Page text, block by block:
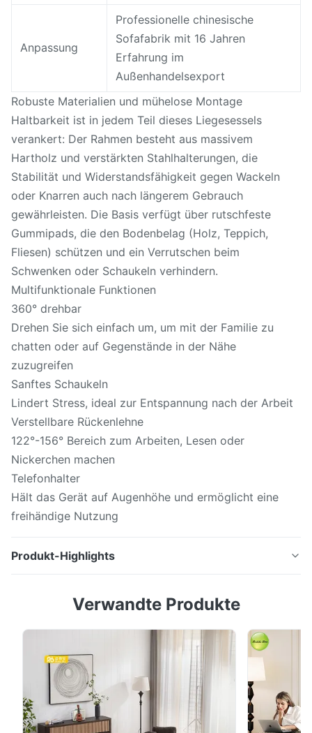
Anpassung
Professionelle chinesische
Sofafabrik mit 16 Jahren
Erfahrung im
Außenhandelsexport
Robuste Materialien und mühelose Montage
Haltbarkeit ist in jedem Teil dieses Liegesessels
verankert: Der Rahmen besteht aus massivem
Hartholz und verstärkten Stahlhalterungen, die
Stabilität und Widerstandsfähigkeit gegen Wackeln
oder Knarren auch nach längerem Gebrauch
gewährleisten. Die Basis verfügt über rutschfeste
Gummipads, die den Bodenbelag (Holz, Teppich,
Fliesen) schützen und ein Verrutschen beim
Schwenken oder Schaukeln verhindern.
Multifunktionale Funktionen
360° drehbar
Drehen Sie sich einfach um, um mit der Familie zu
chatten oder auf Gegenstände in der Nähe
zuzugreifen
Sanftes Schaukeln
Lindert Stress, ideal zur Entspannung nach der Arbeit
Verstellbare Rückenlehne
122°-156° Bereich zum Arbeiten, Lesen oder
Nickerchen machen
Telefonhalter
Hält das Gerät auf Augenhöhe und ermöglicht eine
freihändige Nutzung
Produkt-Highlights
weiches Liegesofa mit Telefonhalter für das
Stoff: Ultimativer Komfort zum Entspannen Dieser
elektrisch drehbare Schaukelsessel besteht aus
hochwertigem, weichem Stoff, der luxuriösen Komfort
bietet ...
Verwandte Produkte